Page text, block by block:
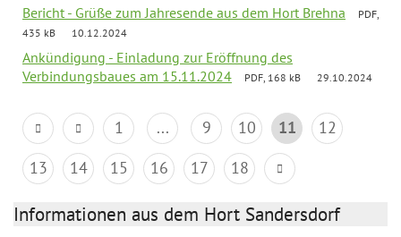
Bericht - Grüße zum Jahresende aus dem Hort Brehna
PDF,
435 kB
10.12.2024
Ankündigung - Einladung zur Eröffnung des
Verbindungsbaues am 15.11.2024
PDF, 168 kB 29.10.2024
1 ... 9 10 11
12
13
14 15 16 17 18
Informationen aus dem Hort Sandersdorf